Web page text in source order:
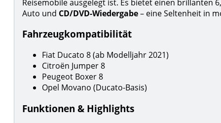
Reisemobile ausgelegt ist. Es bietet einen brillanten
Auto und CD/DVD-Wiedergabe– eine Seltenheit in
Fahrzeugkompatibilität
Fiat Ducato 8 (ab Modelljahr 2021)
Citroën Jumper 8
Peugeot Boxer 8
Opel Movano (Ducato-Basis)
Funktionen & Highlights